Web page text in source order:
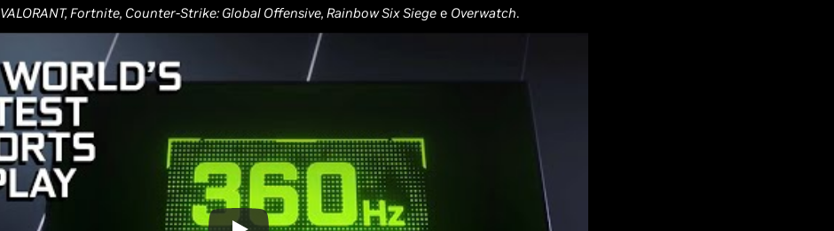
VALORANT, Fortnite, Counter-Strike: Global Offensive, Rainbow Six Siege e Overwatch.